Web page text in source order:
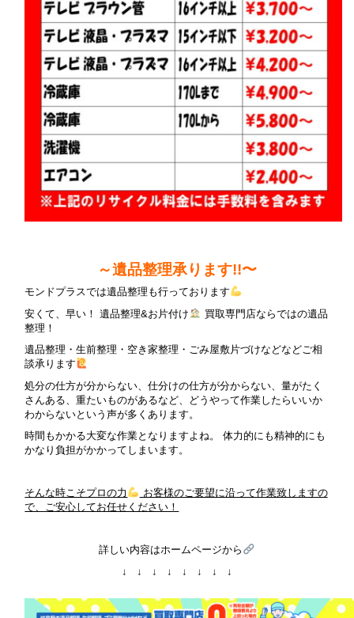
～遺品整理承ります!!〜
モンドプラスでは遺品整理も行っております
安くて、早い！ 遺品整理&お片付け
買取専門店ならではの遺品
整理！
遺品整理・生前整理・空き家整理・ごみ屋敷片づけなどなどご相
談承ります
処分の仕方が分からない、仕分けの仕方が分からない、量がたく
さんある、重たいものがあるなど、どうやって作業したらいいか
わからないという声が多くあります。
時間もかかる大変な作業となりますよね。 体力的にも精神的にも
かなり負担がかかってしまいます。
そんな時こそプロの力
お客様のご要望に沿って作業致しますの
で、ご安心してお任せください！
詳しい内容はホームページから
↓ ↓ ↓ ↓ ↓ ↓ ↓ ↓